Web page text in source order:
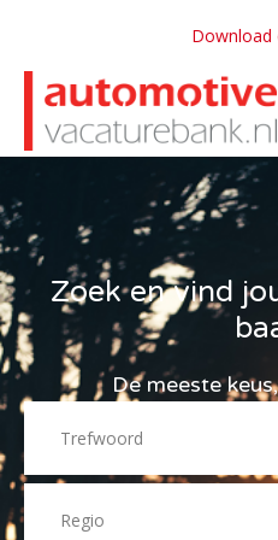
Download
Zoek en vind
De meeste